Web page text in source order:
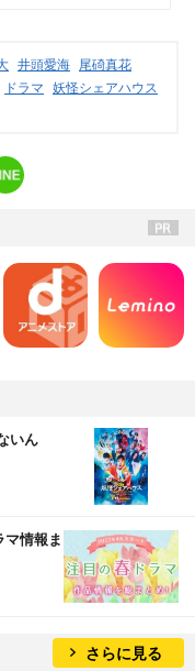
井頭愛海 尾碕真花
ドラマ 妖怪シェアハウス
いん
マ情報ま
さらに見る